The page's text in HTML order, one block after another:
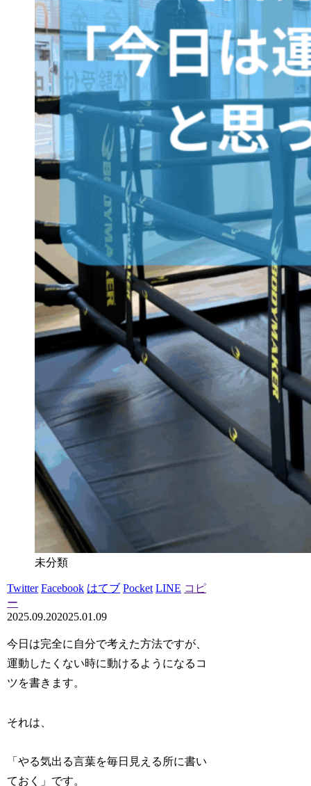
未分類
Twitter Facebook はてブ Pocket LINE コピ
ー
2025.09.202025.01.09
今日は完全に自分で考えた方法ですが、
運動したくない時に動けるようになるコ
ツを書きます。
それは、
「やる気出る言葉を毎日見える所に書い
ておく」です。